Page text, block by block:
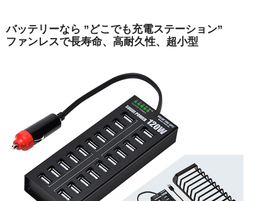
バッテリーなら ”どこでも充電ステーション”
ファンレスで長寿命、高耐久性、超小型